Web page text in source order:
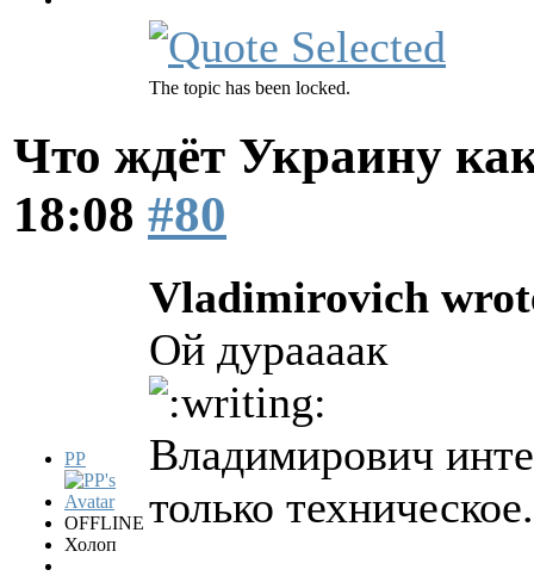
The topic has been locked.
Что ждёт Украину
18:08 #80
PP
OFFLINE
Холоп
Vladimirovich
Ой дураааак
Владимирович
только